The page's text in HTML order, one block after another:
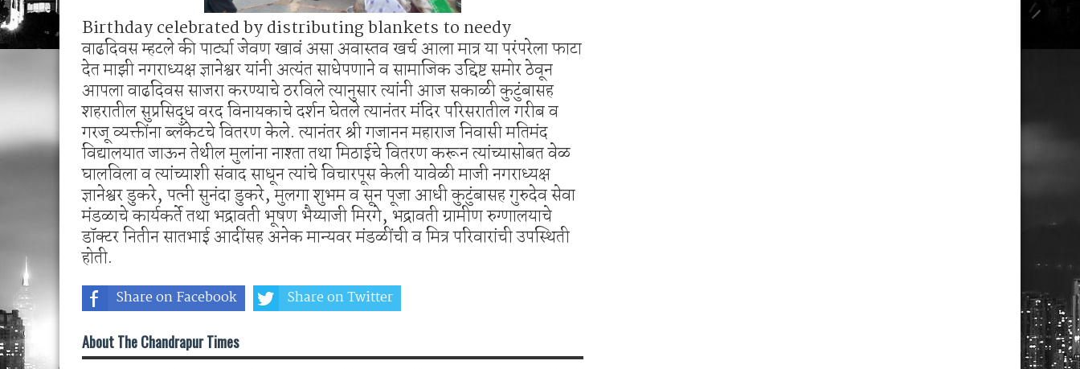
Birthday celebrated by distributing blankets to needy
वाढदिवस म्हटले की पार्ट्या जेवण खावं असा अवास्तव खर्च आला मात्र या परंपरेला फाटा
देत माझी नगराध्यक्ष ज्ञानेश्वर यांनी अत्यंत साधेपणाने व सामाजिक उद्दिष्ट समोर ठेवून
आपला वाढदिवस साजरा करण्याचे ठरविले त्यानुसार त्यांनी आज सकाळी कुटुंबासह
शहरातील सुप्रसिद्ध वरद विनायकाचे दर्शन घेतले त्यानंतर मंदिर परिसरातील गरीब व
गरजू व्यक्तींना ब्लॅंकेटचे वितरण केले. त्यानंतर श्री गजानन महाराज निवासी मतिमंद
विद्यालयात जाऊन तेथील मुलांना नाश्ता तथा मिठाईचे वितरण करून त्यांच्यासोबत वेळ
घालविला व त्यांच्याशी संवाद साधून त्यांचे विचारपूस केली यावेळी माजी नगराध्यक्ष
ज्ञानेश्वर डुकरे, पत्नी सुनंदा डुकरे, मुलगा शुभम व सून पूजा आधी कुटुंबासह गुरुदेव सेवा
मंडळाचे कार्यकर्ते तथा भद्रावती भूषण भैय्याजी मिरगे, भद्रावती ग्रामीण रुग्णालयाचे
डॉक्टर नितीन सातभाई आदींसह अनेक मान्यवर मंडळींची व मित्र परिवारांची उपस्थिती
होती.
Share on Facebook Share on Twitter
About The Chandrapur Times